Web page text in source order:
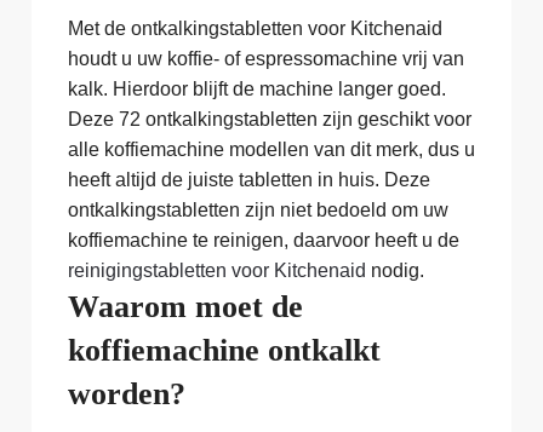
Met de ontkalkingstabletten voor Kitchenaid
houdt u uw koffie- of espressomachine vrij van
kalk. Hierdoor blijft de machine langer goed.
Deze 72 ontkalkingstabletten zijn geschikt voor
alle koffiemachine modellen van dit merk, dus u
heeft altijd de juiste tabletten in huis. Deze
ontkalkingstabletten zijn niet bedoeld om uw
koffiemachine te reinigen, daarvoor heeft u de
reinigingstabletten voor Kitchenaid nodig.
Waarom moet de
koffiemachine ontkalkt
worden?